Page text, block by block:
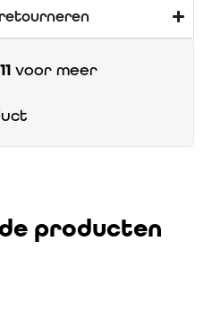
voor meer
producten